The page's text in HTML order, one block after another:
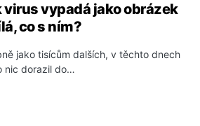
virus vypadá jako obrázek
co s ním?
jako tisícům dalších, v těchto dnech
nic dorazil do…